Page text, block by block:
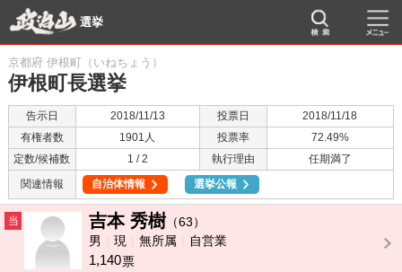
選挙
京都府 伊根町（いねちょう）
伊根町長選挙
告示日 2018/11/13 投票日
2018/11/18
有権者数
1901人 投票率
72.49%
定数/候補数
1 / 2 執行理由
任期満了
関連情報
自治体情報 選挙公報
当 吉本 秀樹（63）
男
現 無所属 自営業
1,140票